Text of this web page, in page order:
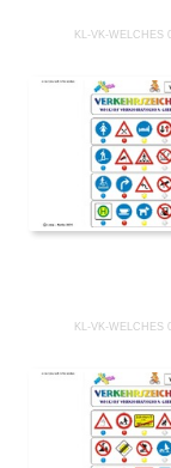
KL-VK-WELCHES
KL-VK-WELCHES